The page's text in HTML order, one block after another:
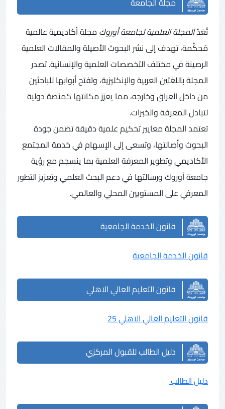
تُعَدّالمجلة العلمية لجامعة أوروك مجلة أكاديمية عالمية
مُحكَّمة، تهدف إلى نشر البحوث الأصيلة والمقالات العلمية
الرصينة في مختلف التخصصات العلمية والإنسانية. تصدر
المجلة باللغتين العربية والإنكليزية، وتفتح أبوابها للباحثين
من داخل العراق وخارجه، مما يعزز مكانتها كمنصة دولية
لتبادل المعرفة والخبرات.
تعتمد المجلة معايير تحكيم علمية دقيقة تضمن جودة
البحوث وأصالتها، وتسعى إلى الإسهام في خدمة المجتمع
الأكاديمي وتطوير المعرفة العلمية بما ينسجم مع رؤية
جامعة أوروك ورسالتها في دعم البحث العلمي وتعزيز التطور
المعرفي على المستويين المحلي والعالمي.
قانون الخدمة الجامعية
قانون الخدمة الجامعية
قانون التعليم العالي الاهلي
قانون التعليم العالي الاهلي 25
دليل الطالب للقبول المركزي
دليل الطالب